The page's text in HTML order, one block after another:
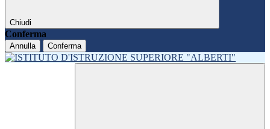
Chiudi
Conferma
Annulla Conferma